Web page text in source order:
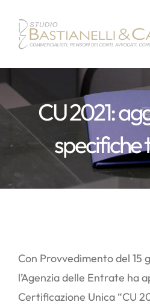
contenuto
CU 2021:
specifiche
Con Provvedimento del 15
l’Agenzia delle Entrate ha
Certificazione Unica “CU